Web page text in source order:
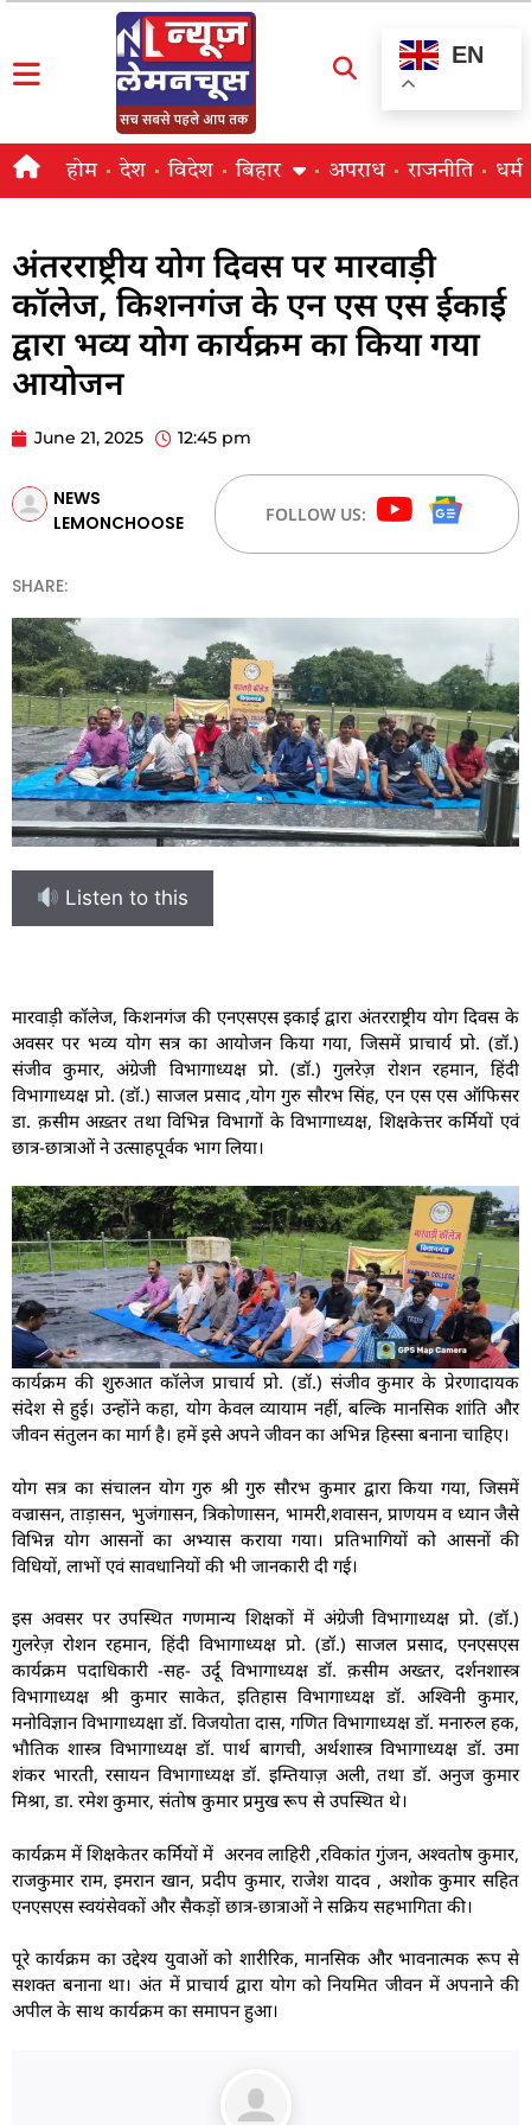
EN
होम देश विदेश बिहार अपराध राजनीति धर्म
अंतरराष्ट्रीय योग दिवस पर मारवाड़ी
कॉलेज, किशनगंज के एन एस एस ईकाई
द्वारा भव्य योग कार्यक्रम का किया गया
आयोजन
June 21, 2025 12:45 pm
NEWS
LEMONCHOOSE
FOLLOW US:
SHARE:
Listen to this
मारवाड़ी कॉलेज, किशनगंज की एनएसएस इकाई द्वारा अंतरराष्ट्रीय योग दिवस के
अवसर पर भव्य योग सत्र का आयोजन किया गया, जिसमें प्राचार्य प्रो. (डॉ.)
संजीव कुमार, अंग्रेजी विभागाध्यक्ष प्रो. (डॉ.) गुलरेज़ रोशन रहमान, हिंदी
विभागाध्यक्ष प्रो. (डॉ.) साजल प्रसाद ,योग गुरु सौरभ सिंह, एन एस एस ऑफिसर
डा. क़सीम अख़्तर तथा विभिन्न विभागों के विभागाध्यक्ष, शिक्षकेत्तर कर्मियों एवं
छात्र-छात्राओं ने उत्साहपूर्वक भाग लिया।
कार्यक्रम की शुरुआत कॉलेज प्राचार्य प्रो. (डॉ.) संजीव कुमार के प्रेरणादायक
संदेश से हुई। उन्होंने कहा, योग केवल व्यायाम नहीं, बल्कि मानसिक शांति और
जीवन संतुलन का मार्ग है। हमें इसे अपने जीवन का अभिन्न हिस्सा बनाना चाहिए।
योग सत्र का संचालन योग गुरु श्री गुरु सौरभ कुमार द्वारा किया गया, जिसमें
वज्रासन, ताड़ासन, भुजंगासन, त्रिकोणासन, भामरी,शवासन, प्राणयम व ध्यान जैसे
विभिन्न योग आसनों का अभ्यास कराया गया। प्रतिभागियों को आसनों की
विधियों, लाभों एवं सावधानियों की भी जानकारी दी गई।
इस अवसर पर उपस्थित गणमान्य शिक्षकों में अंग्रेजी विभागाध्यक्ष प्रो. (डॉ.)
गुलरेज़ रोशन रहमान, हिंदी विभागाध्यक्ष प्रो. (डॉ.) साजल प्रसाद, एनएसएस
कार्यक्रम पदाधिकारी -सह- उर्दू विभागाध्यक्ष डॉ. क़सीम अख्तर, दर्शनशास्त्र
विभागाध्यक्ष श्री कुमार साकेत, इतिहास विभागाध्यक्ष डॉ. अश्विनी कुमार,
मनोविज्ञान विभागाध्यक्षा डॉ. विजयोता दास, गणित विभागाध्यक्ष डॉ. मनारुल हक,
भौतिक शास्त्र विभागाध्यक्ष डॉ. पार्थ बागची, अर्थशास्त्र विभागाध्यक्ष डॉ. उमा
शंकर भारती, रसायन विभागाध्यक्ष डॉ. इम्तियाज़ अली, तथा डॉ. अनुज कुमार
मिश्रा, डा. रमेश कुमार, संतोष कुमार प्रमुख रूप से उपस्थित थे।
कार्यक्रम में शिक्षकेतर कर्मियों में अरनव लाहिरी ,रविकांत गुंजन, अश्वतोष कुमार,
राजकुमार राम, इमरान खान, प्रदीप कुमार, राजेश यादव , अशोक कुमार सहित
एनएसएस स्वयंसेवकों और सैकड़ों छात्र-छात्राओं ने सक्रिय सहभागिता की।
पूरे कार्यक्रम का उद्देश्य युवाओं को शारीरिक, मानसिक और भावनात्मक रूप से
सशक्त बनाना था। अंत में प्राचार्य द्वारा योग को नियमित जीवन में अपनाने की
अपील के साथ कार्यक्रम का समापन हुआ।